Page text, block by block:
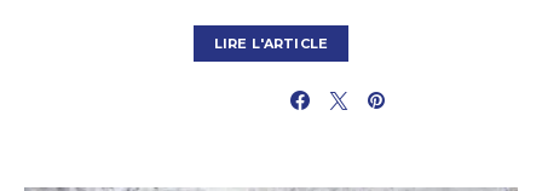
LIRE L'ARTICLE